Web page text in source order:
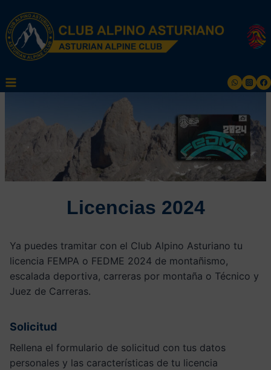
contenido
Licencias 2024
Ya puedes tramitar con el Club Alpino Asturiano tu
licencia FEMPA o FEDME 2024 de montañismo,
escalada deportiva, carreras por montaña o Técnico y
Juez de Carreras.
Solicitud
Rellena el formulario de solicitud con tus datos
personales y las características de tu licencia